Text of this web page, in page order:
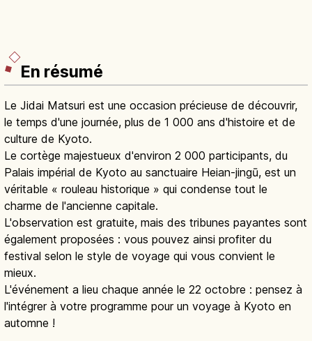
En résumé
Le Jidai Matsuri est une occasion précieuse de découvrir,
le temps d'une journée, plus de 1 000 ans d'histoire et de
culture de Kyoto.
Le cortège majestueux d'environ 2 000 participants, du
Palais impérial de Kyoto au sanctuaire Heian-jingū, est un
véritable « rouleau historique » qui condense tout le
charme de l'ancienne capitale.
L'observation est gratuite, mais des tribunes payantes sont
également proposées : vous pouvez ainsi profiter du
festival selon le style de voyage qui vous convient le
mieux.
L'événement a lieu chaque année le 22 octobre : pensez à
l'intégrer à votre programme pour un voyage à Kyoto en
automne !